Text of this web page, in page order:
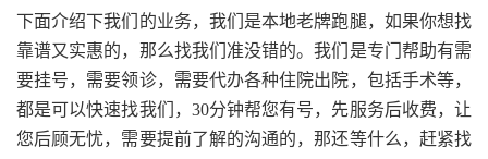
下面介绍下我们的业务，我们是本地老牌跑腿，如果你想找
靠谱又实惠的，那么找我们准没错的。我们是专门帮助有需
要挂号，需要领诊，需要代办各种住院出院，包括手术等，
都是可以快速找我们，30分钟帮您有号，先服务后收费，让
您后顾无忧，需要提前了解的沟通的，那还等什么，赶紧找